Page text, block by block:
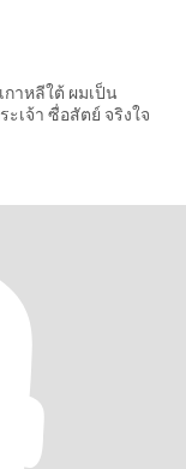
าหลีใต้ ผมเป็น
เจ้า ซื่อสัตย์ จริงใจ